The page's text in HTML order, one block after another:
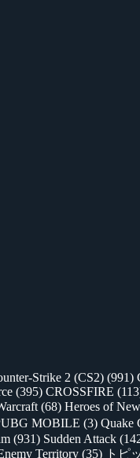
Strike 2 (CS2) (991)
(395) CROSSFIRE
(68) Heroes of
MOBILE (3) Quake
(931) Sudden Attack
Territory (35) トピ